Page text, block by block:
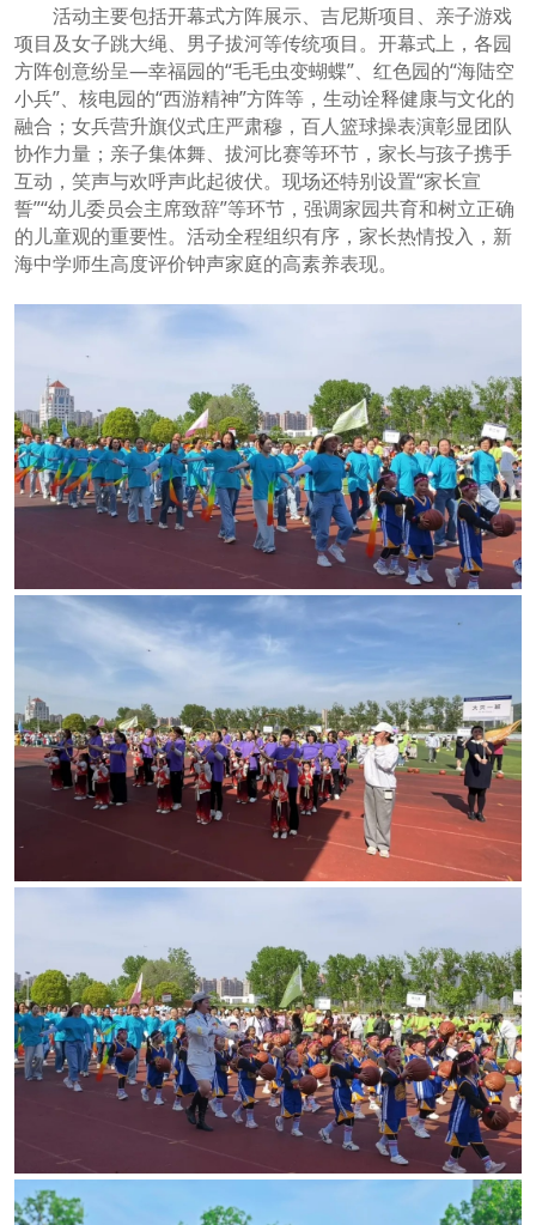
活动主要包括开幕式方阵展示、吉尼斯项目、亲子游戏
项目及女子跳大绳、男子拔河等传统项目。开幕式上，各园
方阵创意纷呈—幸福园的“毛毛虫变蝴蝶”、红色园的“海陆空
小兵”、核电园的“西游精神”方阵等，生动诠释健康与文化的
融合；女兵营升旗仪式庄严肃穆，百人篮球操表演彰显团队
协作力量；亲子集体舞、拔河比赛等环节，家长与孩子携手
互动，笑声与欢呼声此起彼伏。现场还特别设置“家长宣
誓”“幼儿委员会主席致辞”等环节，强调家园共育和树立正确
的儿童观的重要性。活动全程组织有序，家长热情投入，新
海中学师生高度评价钟声家庭的高素养表现。